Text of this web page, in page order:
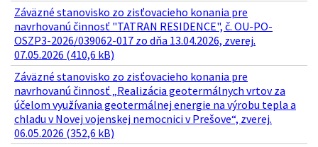
Záväzné stanovisko zo zisťovacieho konania pre
navrhovanú činnosť "TATRAN RESIDENCE", č. OU-PO-
OSZP3-2026/039062-017 zo dňa 13.04.2026, zverej.
07.05.2026 (410,6 kB)
Záväzné stanovisko zo zisťovacieho konania pre
navrhovanú činnosť „Realizácia geotermálnych vrtov za
účelom využívania geotermálnej energie na výrobu tepla a
chladu v Novej vojenskej nemocnici v Prešove“, zverej.
06.05.2026 (352,6 kB)